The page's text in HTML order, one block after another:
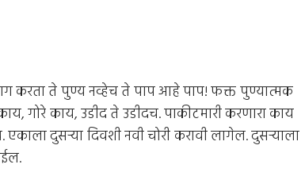
याग करता ते पुण्य नव्हेच ते पाप आहे पाप! फक्त पुण्यात्मक
गोरे काय, उडीद ते उडीदच. पाकीटमारी करणारा काय
दुसर्‍या दिवशी नवी चोरी करावी लागेल. दुसर्‍याला